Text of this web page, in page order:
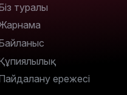
туралы
ережесі